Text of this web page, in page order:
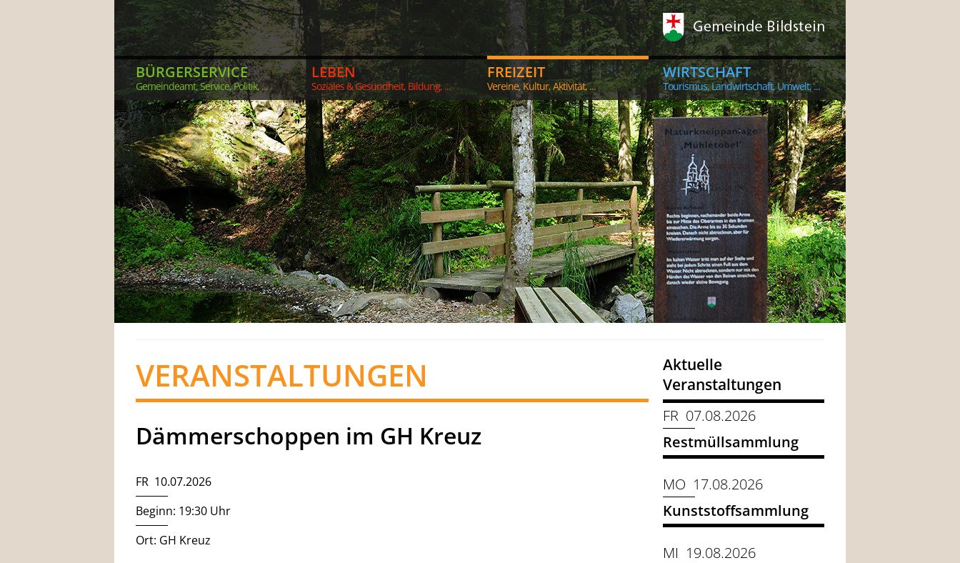
BÜRGERSERVICE
Gemeindeamt, Service, Politik, ...
LEBEN
Soziales & Gesundheit, Bildung, ...
FREIZEIT
Vereine, Kultur, Aktivität, ...
WIRTSCHAFT
Tourismus, Landwirtschaft, Umwelt, ...
VERANSTALTUNGEN
Dämmerschoppen im GH Kreuz
FR 10.07.2026
Beginn: 19:30 Uhr
Ort: GH Kreuz
Aktuelle
Veranstaltungen
FR 07.08.2026
Restmüllsammlung
MO 17.08.2026
Kunststoffsammlung
MI 19.08.2026